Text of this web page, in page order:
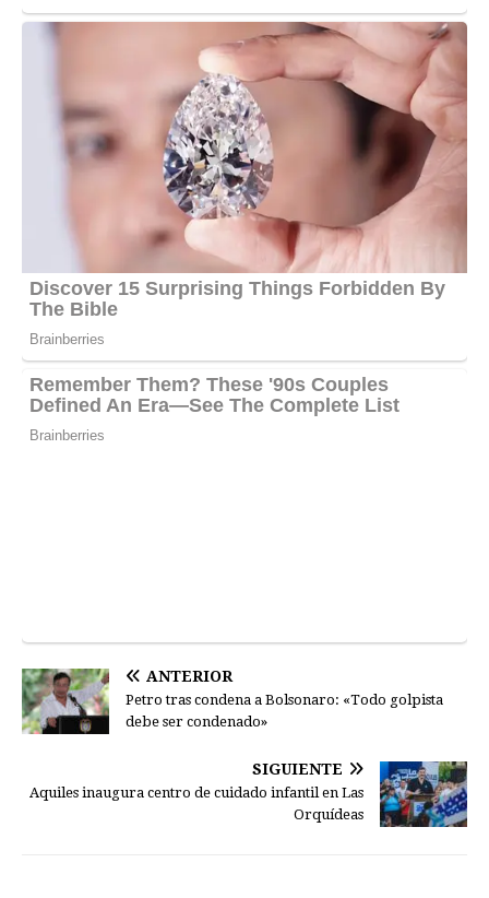
ANTERIOR
Petro tras condena a Bolsonaro: «Todo golpista
debe ser condenado»
SIGUIENTE
Aquiles inaugura centro de cuidado infantil en Las
Orquídeas